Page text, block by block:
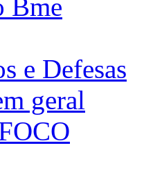
Bme
e Defesas
geral